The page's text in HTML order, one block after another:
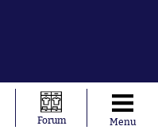
Forum Menu